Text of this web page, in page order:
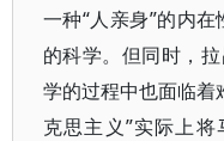
一种“人亲身”的内
的科学。但同时，
学的过程中也面临着
克思主义”实际上